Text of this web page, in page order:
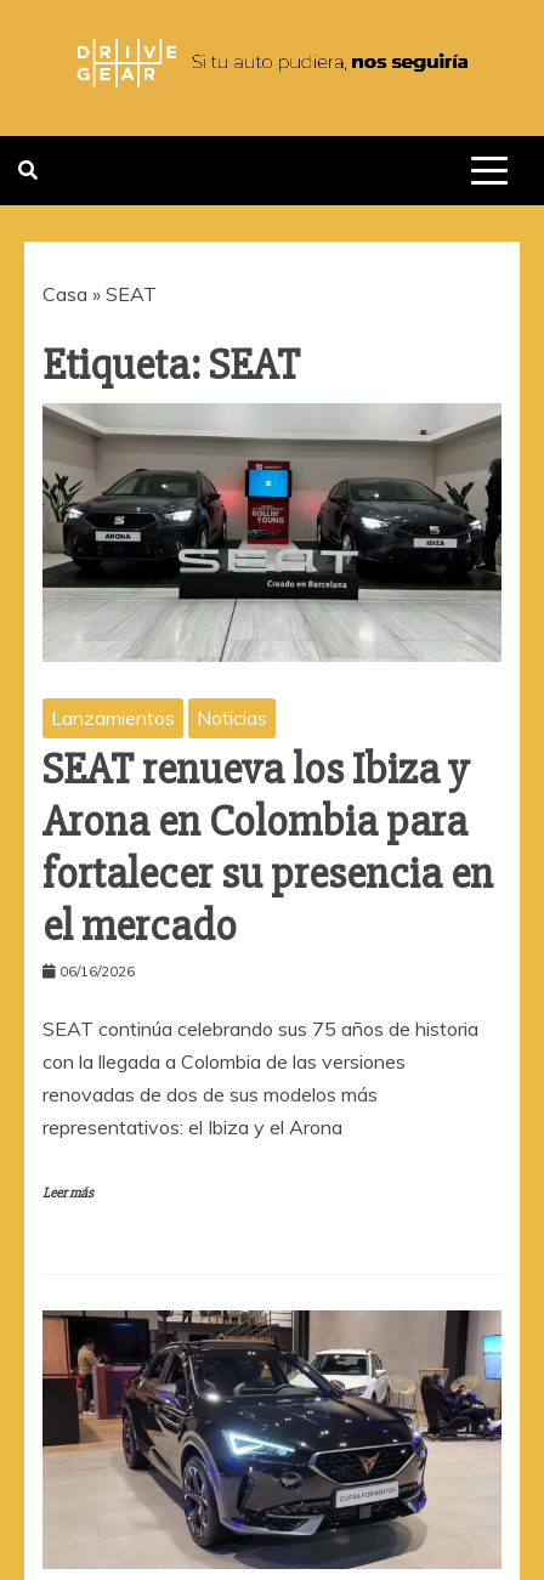
contenido
DRIVEGEAR
Casa » SEAT
Etiqueta:SEAT
Lanzamientos Noticias
SEAT renueva los Ibiza y
Arona en Colombia para
fortalecer su presencia en
el mercado
06/16/2026
SEAT continúa celebrando sus 75 años de historia
con la llegada a Colombia de las versiones
renovadas de dos de sus modelos más
representativos: el Ibiza y el Arona
Leer más